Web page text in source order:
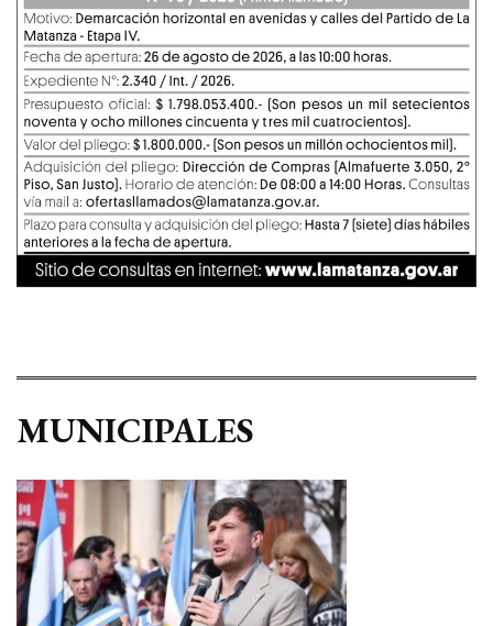
MUNICIPALES